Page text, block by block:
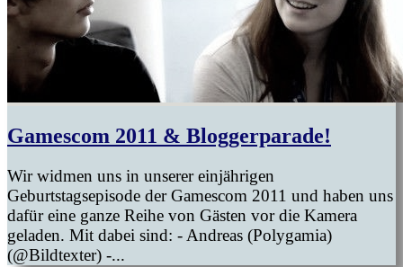
Gamescom 2011 & Bloggerparade!
Wir widmen uns in unserer einjährigen
Geburtstagsepisode der Gamescom 2011 und haben uns
dafür eine ganze Reihe von Gästen vor die Kamera
geladen. Mit dabei sind: - Andreas (Polygamia)
(@Bildtexter) -...